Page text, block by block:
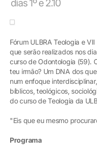
dias 1º e 2.10
Fórum ULBRA Teologia e
que serão realizados nos
curso de Odontologia (59).
teu irmão? Um DNA dos
num enfoque
bíblicos, teológicos,
do curso de Teologia da
"Eis que eu mesmo
Programa